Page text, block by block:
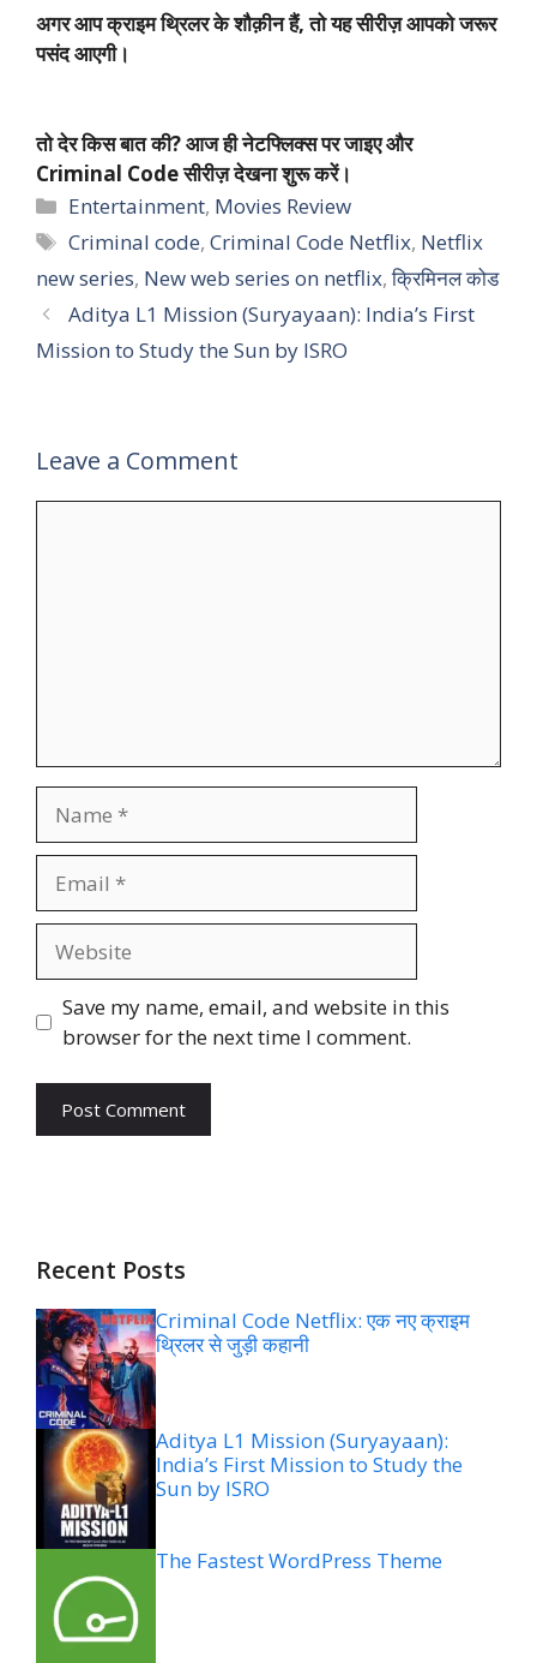
अगर आप क्राइम थ्रिलर के शौक़ीन हैं, तो यह सीरीज़ आपको जरूर
पसंद आएगी।
तो देर किस बात की? आज ही नेटफ्लिक्स पर जाइए और
Criminal Code सीरीज़ देखना शुरू करें।
Categories
Entertainment, Movies Review
Tags
Criminal code,Criminal Code Netflix, Netflix
new series, New web series on netflix,क्रिमिनल कोड
Aditya L1 Mission (Suryayaan): India’s First
Mission to Study the Sun by ISRO
Leave a Comment
Save my name, email, and website in this
browser for the next time I comment.
Recent Posts
Criminal Code Netflix: एक नए क्राइम
थ्रिलर से जुड़ी कहानी
Aditya L1 Mission (Suryayaan):
India’s First Mission to Study the
Sun by ISRO
The Fastest WordPress Theme